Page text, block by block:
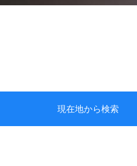
現在地から検索